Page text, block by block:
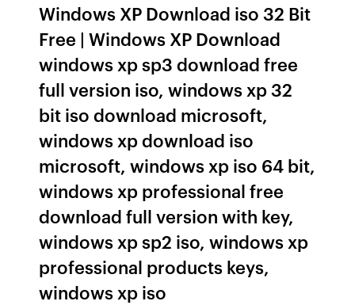
Windows XP Download iso 32 Bit
Free | Windows XP Download
windows xp sp3 download free
full version iso, windows xp 32
bit iso download microsoft,
windows xp download iso
microsoft, windows xp iso 64 bit,
windows xp professional free
download full version with key,
windows xp sp2 iso, windows xp
professional products keys,
windows xp iso